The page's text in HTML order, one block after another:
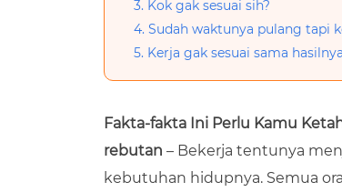
3. Kok gak sesuai sih?
4. Sudah waktunya pulang tapi
5. Kerja gak sesuai sama hasilnya
Fakta-fakta Ini Perlu Kamu
rebutan – Bekerja tentunya
kebutuhan hidupnya. Semua